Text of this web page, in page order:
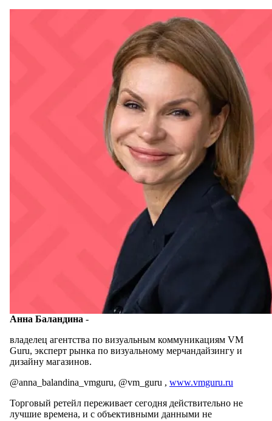
Анна Баландина -
владелец агентства по визуальным коммуникациям VM
Guru, эксперт рынка по визуальному мерчандайзингу и
дизайну магазинов.
@anna_balandina_vmguru, @vm_guru , www.vmguru.ru
Торговый ретейл переживает сегодня действительно не
лучшие времена, и с объективными данными не